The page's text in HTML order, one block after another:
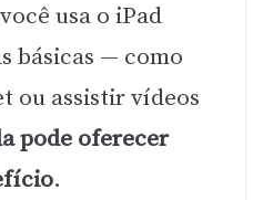
usa o iPad
básicas — como
ou assistir vídeos
pode oferecer
.